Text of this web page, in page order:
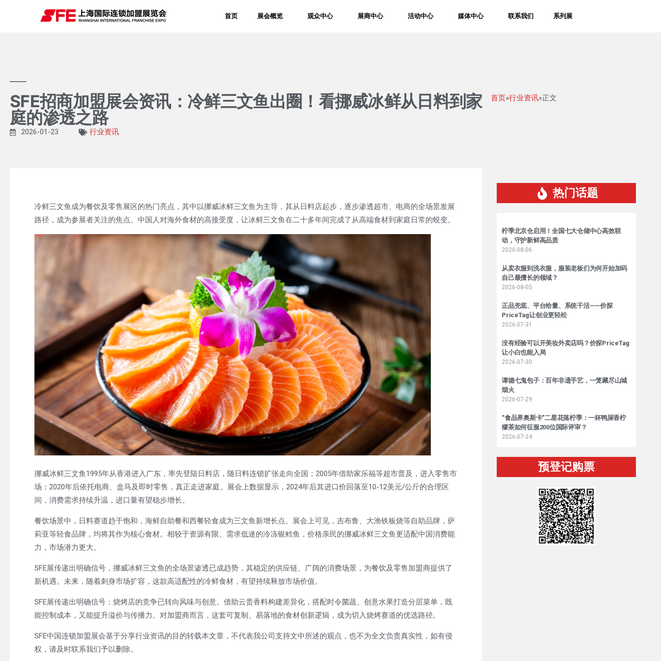
首页 展会概览 观众中心 展商中心 活动中心 媒体中心 联系我们 系列展
SFE招商加盟展会资讯：冷鲜三文鱼出圈！看挪威冰鲜从日料到家
庭的渗透之路
首页»行业资讯»正文
2026-01-23 行业资讯
冷鲜三文鱼成为餐饮及零售展区的热门亮点，其中以挪威冰鲜三文鱼为主导，其从日料店起步，逐步渗透超市、电商的全场景发展
路径，成为参展者关注的焦点。中国人对海外食材的高接受度，让冰鲜三文鱼在二十多年间完成了从高端食材到家庭日常的蜕变。
挪威冰鲜三文鱼1995年从香港进入广东，率先登陆日料店，随日料连锁扩张走向全国；2005年借助家乐福等超市普及，进入零售市
场；2020年后依托电商、盒马及即时零售，真正走进家庭。展会上数据显示，2024年后其进口价回落至10-12美元/公斤的合理区
间，消费需求持续升温，进口量有望稳步增长。
餐饮场景中，日料赛道趋于饱和，海鲜自助餐和西餐轻食成为三文鱼新增长点。展会上可见，吉布鲁、大渔铁板烧等自助品牌，萨
莉亚等轻食品牌，均将其作为核心食材。相较于资源有限、需求低迷的冷冻银鳕鱼，价格亲民的挪威冰鲜三文鱼更适配中国消费能
力，市场潜力更大。
SFE展传递出明确信号，挪威冰鲜三文鱼的全场景渗透已成趋势，其稳定的供应链、广阔的消费场景，为餐饮及零售加盟商提供了
新机遇。未来，随着刺身市场扩容，这款高适配性的冷鲜食材，有望持续释放市场价值。
SFE展传递出明确信号：烧烤店的竞争已转向风味与创意。借助云贵香料构建差异化，搭配时令菌蔬、创意水果打造分层菜单，既
能控制成本，又能提升溢价与传播力。对加盟商而言，这套可复制、易落地的食材创新逻辑，成为切入烧烤赛道的优选路径。
SFE中国连锁加盟展会基于分享行业资讯的目的转载本文章，不代表我公司支持文中所述的观点，也不为全文负责真实性，如有侵
权，请及时联系我们予以删除。
热门话题
柠季北京仓启用！全国七大仓储中心高效联
动，守护新鲜高品质
2026-08-06
从卖衣服到洗衣服，服装老板们为何开始加码
自己最擅长的领域？
2026-08-05
正品兜底、平台给量、系统干活——价探
PriceTag让创业更轻松
2026-07-31
没有经验可以开美妆外卖店吗？价探PriceTag
让小白也能入局
2026-07-30
谭德七鬼包子：百年非遗手艺，一笼藏尽山城
烟火
2026-07-29
“食品界奥斯卡”二星花落柠季：一杯鸭屎香柠
檬茶如何征服200位国际评审？
2026-07-24
预登记购票